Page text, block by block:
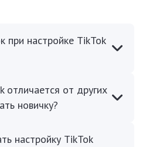
при настройке TikTok
отличается от других
новичку?
настройку TikTok